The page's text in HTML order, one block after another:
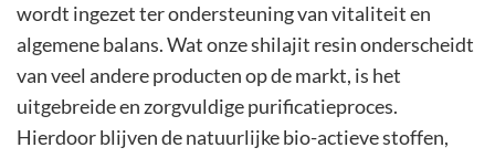
wordt ingezet ter ondersteuning van vitaliteit en
algemene balans. Wat onze shilajit resin onderscheidt
van veel andere producten op de markt, is het
uitgebreide en zorgvuldige purificatieproces.
Hierdoor blijven de natuurlijke bio-actieve stoffen,